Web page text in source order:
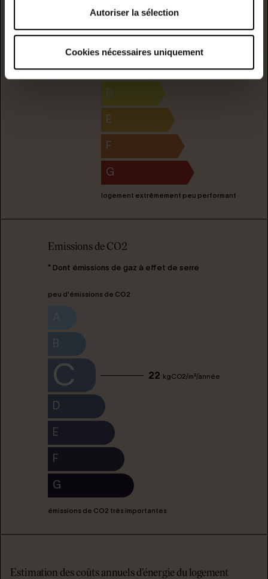
Autoriser la sélection
Cookies nécessaires uniquement
(énergie
kwh/m²/année
22
kgCO2/m²/année C
D
E
F
G
logement extrêmement peu performant
Emissions de CO2
* Dont émissions de gaz à effet de serre
peu d'émissions de CO2
B
C 22 kgCO2/m²/année
D
E
F
G
émissions de CO2 très importantes
Estimation des coûts annuels d'énergie du logement